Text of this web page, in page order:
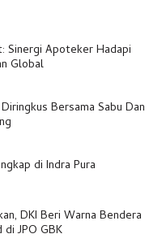
Sinergi Apoteker Hadapi
Global
Bersama Sabu Dan
di Indra Pura
DKI Beri Warna Bendera
JPO GBK